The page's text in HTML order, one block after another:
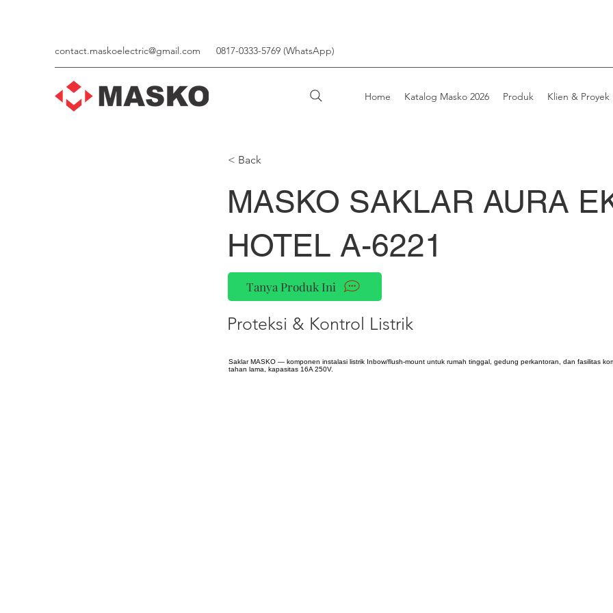
contact.maskoelectric@gmail.com 0817-0333-5769 (WhatsApp)
Home Katalog Masko 2026 Produk Klien & Proyek
< Back
MASKO SAKLAR AURA
HOTEL A-6221
Tanya Produk Ini
Proteksi & Kontrol Listrik
Saklar MASKO — komponen instalasi listrik Inbow/flush-mount untuk rumah tinggal, gedung perkantoran, dan fasilitas
tahan lama, kapasitas 16A 250V.